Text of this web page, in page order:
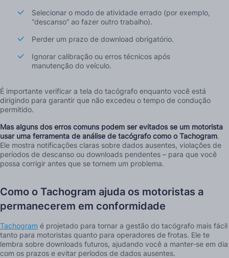
Selecionar o modo de atividade errado (por exemplo,
“descanso” ao fazer outro trabalho).
Perder um prazo de download obrigatório.
Ignorar calibração ou erros técnicos após
manutenção do veículo.
É importante verificar a tela do tacógrafo enquanto você está
dirigindo para garantir que não excedeu o tempo de condução
permitido.
Mas alguns dos erros comuns podem ser evitados se um motorista
usar uma ferramenta de análise de tacógrafo como o Tachogram.
Ele mostra notificações claras sobre dados ausentes, violações de
períodos de descanso ou downloads pendentes – para que você
possa corrigir antes que se tornem um problema.
Como o Tachogram ajuda os motoristas a
permanecerem em conformidade
Tachogram é projetado para tornar a gestão do tacógrafo mais fácil
tanto para motoristas quanto para operadores de frotas. Ele te
lembra sobre downloads futuros, ajudando você a manter-se em dia
com os prazos e evitar períodos de dados ausentes.